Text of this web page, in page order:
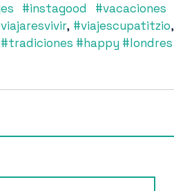
#instagood #vacaciones
, #viajescupatitzio,
#tradiciones #happy #londres